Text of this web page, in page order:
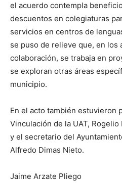
el acuerdo contempla
descuentos en colegiaturas
servicios en centros de
se puso de relieve que, en los
colaboración, se trabaja en
se exploran otras áreas
municipio.
En el acto también estuvieron
Vinculación de la UAT,
y el secretario del
Alfredo Dimas Nieto.
Jaime Arzate Pliego